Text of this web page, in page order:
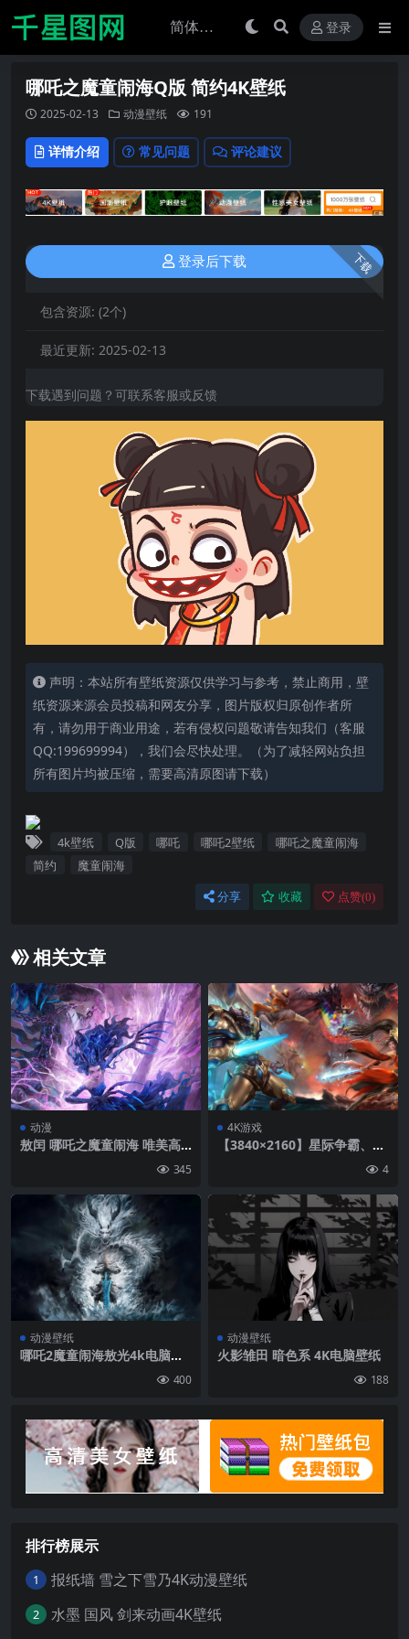
登录
哪吒之魔童闹海Q版 简约4K壁纸
2025-02-13 动漫壁纸 191
详情介绍 常见问题 评论建议
下载
登录后下载
包含资源: (2个)
最近更新: 2025-02-13
下载遇到问题？可联系客服或反馈
声明：本站所有壁纸资源仅供学习与参考，禁止商用，壁
纸资源来源会员投稿和网友分享，图片版权归原创作者所
有，请勿用于商业用途，若有侵权问题敬请告知我们（客服
QQ:199699994），我们会尽快处理。（为了减轻网站负担
所有图片均被压缩，需要高清原图请下载）
4k壁纸 Q版 哪吒 哪吒2壁纸
哪吒之魔童闹海
简约
魔童闹海
分享 收藏 点赞(0)
相关文章
动漫
敖闰 哪吒之魔童闹海 唯美高
345
4K游戏
【3840×2160】星际争霸、暗
4
动漫壁纸
哪吒2魔童闹海敖光4k电脑壁
400
动漫壁纸
火影雏田 暗色系 4K电脑壁纸
188
排行榜展示
1 报纸墙 雪之下雪乃4K动漫壁纸
2
水墨 国风 剑来动画4K壁纸